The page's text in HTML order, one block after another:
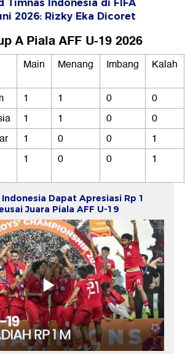
Timnas Indonesia di FIFA
2026: Rizky Eka Dicoret
A Piala AFF U-19 2026
Main Menang Imbang Kalah
1 1 0
0
1 1 0
0
1 0 0
1
1 0 0 1
Dapat Apresiasi Rp 1
Juara Piala AFF U-19